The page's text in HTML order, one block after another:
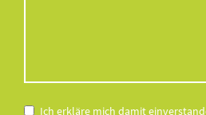
Ich erkläre mich damit